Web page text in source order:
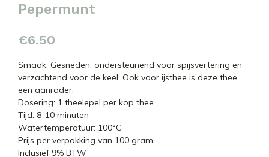
Pepermunt
€6.50
Smaak: Gesneden, ondersteunend voor spijsvertering en
verzachtend voor de keel. Ook voor ijsthee is deze thee
een aanrader.
Dosering: 1 theelepel per kop thee
Tijd: 8-10 minuten
Watertemperatuur: 100°C
Prijs per verpakking van 100 gram
Inclusief 9% BTW